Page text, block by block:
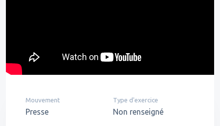
Mouvement
Presse
Type d'exercice
Non renseigné